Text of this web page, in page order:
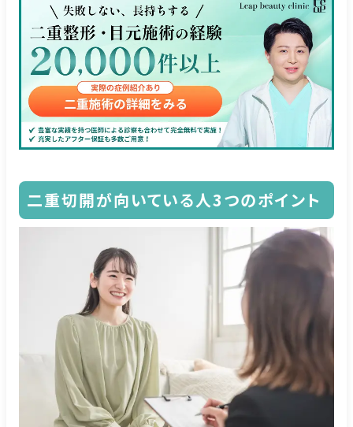
二重切開が向いている人3つのポイント